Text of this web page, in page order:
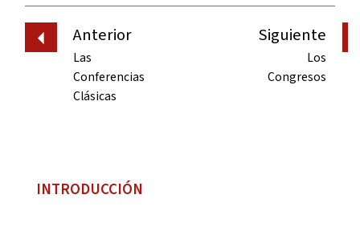
INTRODUCCIÓN
Anterior
Las
Conferencias
Clásicas
Siguiente
Los
Congresos